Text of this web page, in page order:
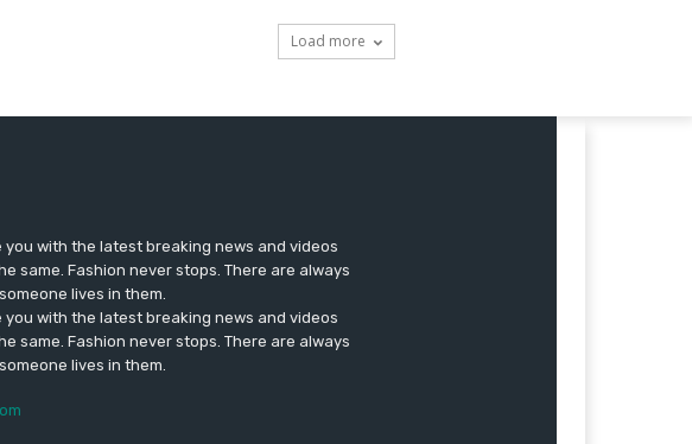
Load more
with the latest breaking news and videos
same. Fashion never stops. There are always
lives in them.
with the latest breaking news and videos
same. Fashion never stops. There are always
lives in them.